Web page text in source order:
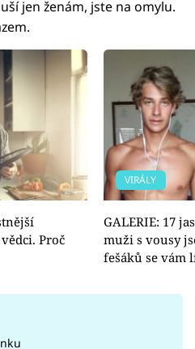
jen ženám, jste na omylu.
Proč
VIRÁLY
GALERIE: 17
muži s vousy
fešáků se vám